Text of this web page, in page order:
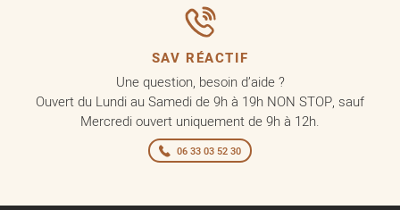
SAV RÉACTIF
Une question, besoin d’aide ?
Ouvert du Lundi au Samedi de 9h à 19h NON STOP, sauf
Mercredi ouvert uniquement de 9h à 12h.
06 33 03 52 30